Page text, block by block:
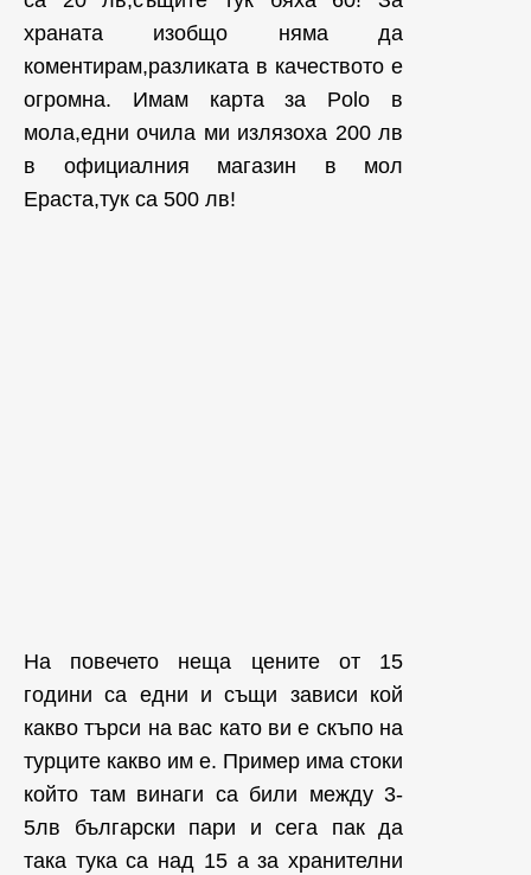
храната изобщо няма да
коментирам,разликата в качеството е
огромна. Имам карта за Polo в
мола,едни очила ми излязоха 200 лв
в официалния магазин в мол
Ераста,тук са 500 лв!
На повечето неща цените от 15
години са едни и същи зависи кой
какво търси на вас като ви е скъпо на
турците какво им е. Пример има стоки
който там винаги са били между 3-
5лв български пари и сега пак да
така тука са над 15 а за хранителни